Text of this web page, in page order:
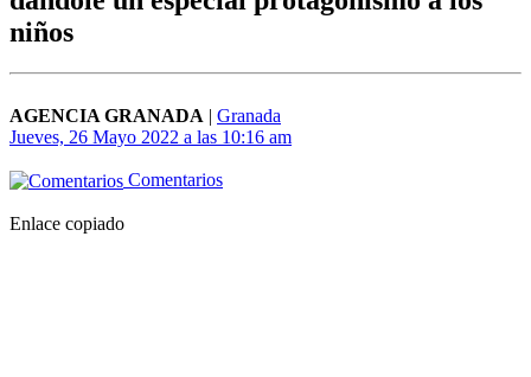
niños
AGENCIA GRANADA | Granada
Jueves, 26 Mayo 2022 a las 10:16 am
Comentarios
Enlace copiado